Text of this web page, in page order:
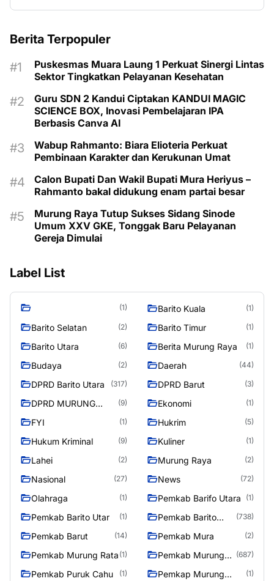
Berita Terpopuler
Puskesmas Muara Laung 1 Perkuat Sinergi Lintas
Sektor Tingkatkan Pelayanan Kesehatan
Guru SDN 2 Kandui Ciptakan KANDUI MAGIC
SCIENCE BOX, Inovasi Pembelajaran IPA
Berbasis Canva AI
Wabup Rahmanto: Biara Elioteria Perkuat
Pembinaan Karakter dan Kerukunan Umat
Calon Bupati Dan Wakil Bupati Mura Heriyus –
Rahmanto bakal didukung enam partai besar
Murung Raya Tutup Sukses Sidang Sinode
Umum XXV GKE, Tonggak Baru Pelayanan
Gereja Dimulai
Label List
(1) Barito Kuala (1)
Barito Selatan (2) Barito Timur (1)
Barito Utara (6) Berita Murung Raya (1)
Budaya (2) Daerah (44)
DPRD Barito Utara (317) DPRD Barut (3)
DPRD MURUNG
(9) Ekonomi (1)
FYI (1) Hukrim (5)
Hukum Kriminal (9) Kuliner (1)
Lahei (2) Murung Raya (2)
Nasional (27) News (72)
Olahraga (1) Pemkab Barifo Utara (1)
Pemkab Barito Utar (1)
Pemkab Barito
(738)
Pemkab Barut (14) Pemkab Mura (2)
Pemkab Murung Rata (1)
Pemkab Murung
(687)
Pemkab Puruk Cahu (1)
Pemkap Murung
(1)